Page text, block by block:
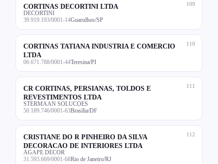
109
CORTINAS DECORTINI LTDA
DECORTINI
39.919.193/0001-14Guarulhos/SP
110
CORTINAS TATIANA INDUSTRIA E COMERCIO
LTDA
06.671.788/0001-44Teresina/PI
111
CR CORTINAS, PERSIANAS, TOLDOS E
REVESTIMENTOS LTDA
STERMAAN SOLUCOES
50.189.746/0001-63Brasília/DF
112
CRISTIANE DO R PINHEIRO DA SILVA
DECORACAO DE INTERIORES LTDA
AGAPE DECOR
31.593.669/0001-68Rio de Janeiro/RJ